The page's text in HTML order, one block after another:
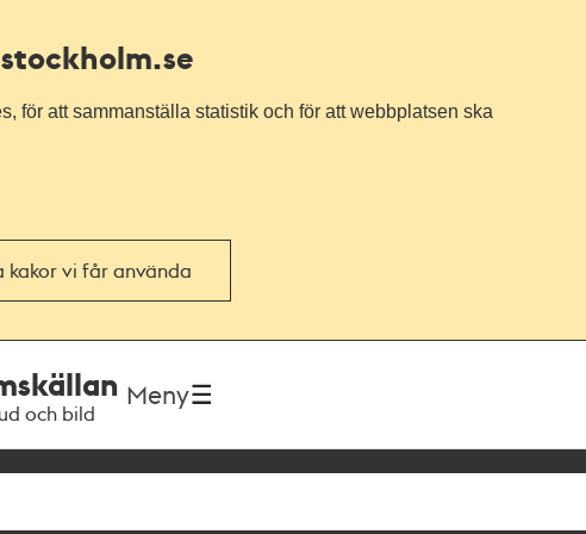
för att sammanställa statistik och för att webbplatsen ska
kakor vi får använda
och bild
Meny